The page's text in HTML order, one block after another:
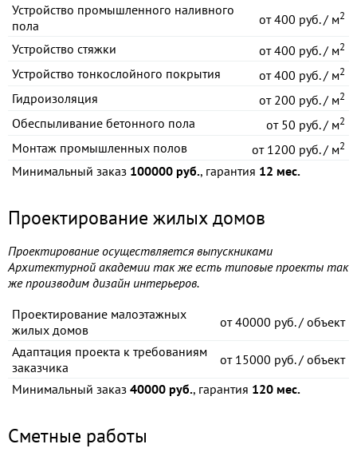
Устройство промышленного наливного
пола
от400 руб. / м2
Устройство стяжки от400 руб. / м2
Устройство тонкослойного покрытия от400 руб. / м2
Гидроизоляция от200 руб. / м2
Обеспыливание бетонного пола от50 руб. / м2
Монтаж промышленных полов от1200 руб. / м2
Минимальный заказ 100000 руб., гарантия 12 мес.
Проектирование жилых домов
Проектирование осуществляется выпускниками
Архитектурной академии так же есть типовые проекты так
же производим дизайн интерьеров.
Проектирование малоэтажных
жилых домов
от40000 руб. / объект
Адаптация проекта к требованиям
заказчика
от15000 руб. / объект
Минимальный заказ 40000 руб., гарантия 120 мес.
Сметные работы